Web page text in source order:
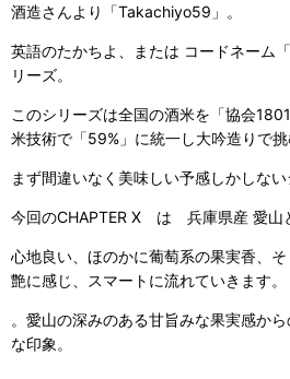
酒造さんより「Takachiyo59」。
英語のたかちよ、または コードネーム
リーズ。
このシリーズは全国の酒米を「協会
米技術で「59%」に統一し大吟造りで挑
まず間違いなく美味しい予感しかしない
今回のCHAPTER X は 兵庫県産 愛山
心地良い、ほのかに葡萄系の果実香、
艶に感じ、スマートに流れていきます。
。愛山の深みのある甘旨みな果実感か
な印象。